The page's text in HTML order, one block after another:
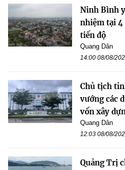
Ninh Bình
nhiệm tại 4
tiến độ
Quang Dân
14:00 08/08/
Chủ tịch
vướng các
vốn xây
Quang Dân
12:03 08/08/
Quảng Trị